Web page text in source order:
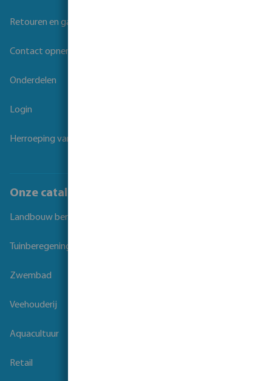
Retouren en garantie
Contact opnemen
Onderdelen
Login
Herroeping van overeenkomst
Onze catalogi
Landbouw beregening
Tuinberegening
Zwembad
Veehouderij
Aquacultuur
Retail